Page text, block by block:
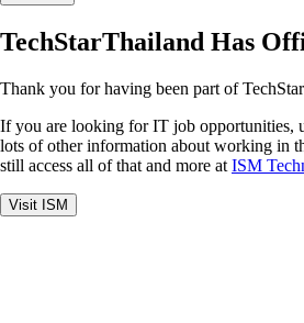
TechStarThailand Has
Thank you for having been part of
If you are looking for IT job opportunities,
lots of other information about working in
still access all of that and more at ISM
Visit ISM